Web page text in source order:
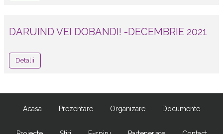
DARUIND VEI DOBANDI! -DECEMBRIE 2021
Detalii
Acasa Prezentare Organizare Documente